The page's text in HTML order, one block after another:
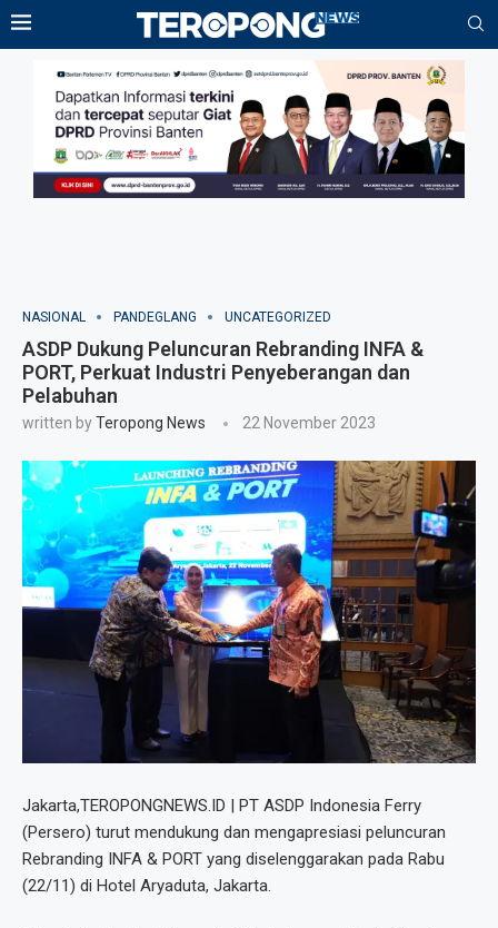
NASIONAL PANDEGLANG UNCATEGORIZED
ASDP Dukung Peluncuran Rebranding INFA &
PORT, Perkuat Industri Penyeberangan dan
Pelabuhan
written byTeropong News 22 November 2023
Jakarta,TEROPONGNEWS.ID | PT ASDP Indonesia Ferry
(Persero) turut mendukung dan mengapresiasi peluncuran
Rebranding INFA & PORT yang diselenggarakan pada Rabu
(22/11) di Hotel Aryaduta, Jakarta.